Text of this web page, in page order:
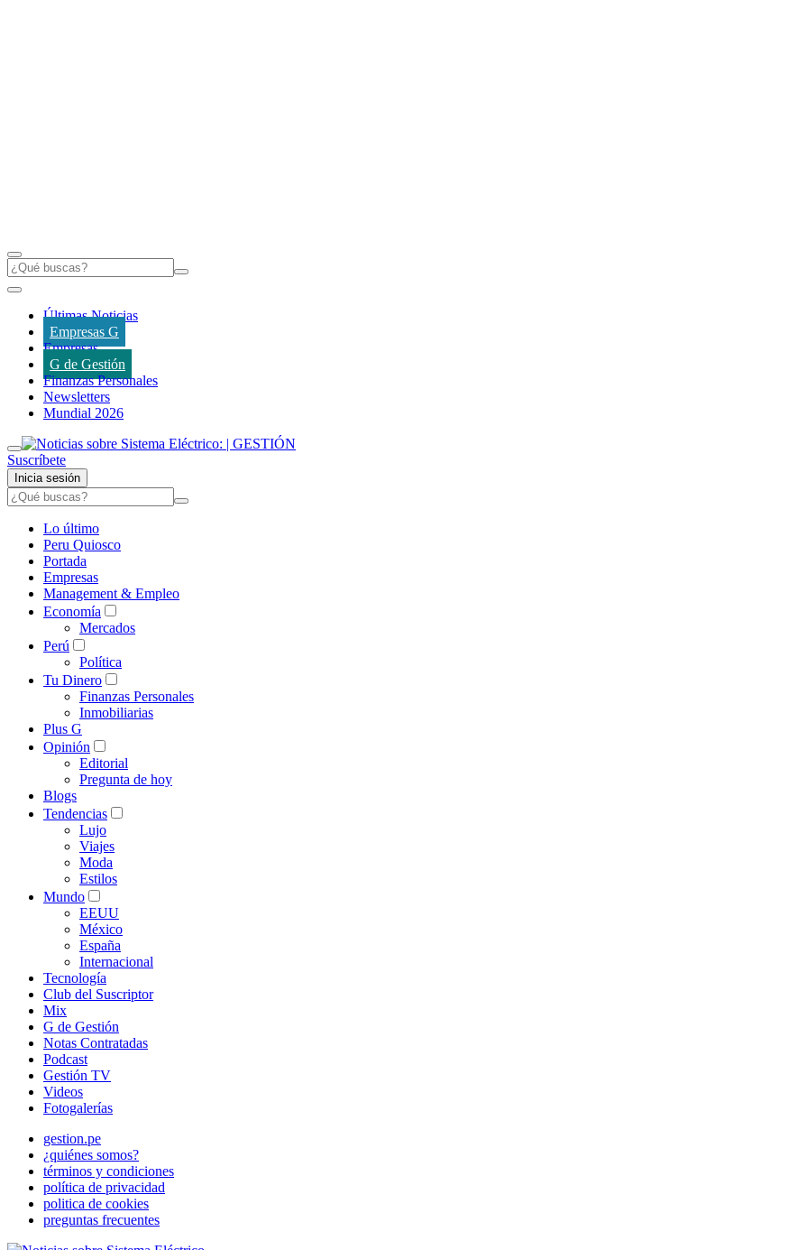
Últimas Noticias
Empresas G
Empresas
G de Gestión
Finanzas Personales
Newsletters
Mundial 2026
Suscríbete
Inicia sesión
Lo último
Peru Quiosco
Portada
Empresas
Management & Empleo
Economía
Mercados
Perú
Política
Tu Dinero
Finanzas Personales
Inmobiliarias
Plus G
Opinión
Editorial
Pregunta de hoy
Blogs
Tendencias
Lujo
Viajes
Moda
Estilos
Mundo
EEUU
México
España
Internacional
Tecnología
Club del Suscriptor
Mix
G de Gestión
Notas Contratadas
Podcast
Gestión TV
Videos
Fotogalerías
gestion.pe
¿quiénes somos?
términos y condiciones
política de privacidad
politica de cookies
preguntas frecuentes